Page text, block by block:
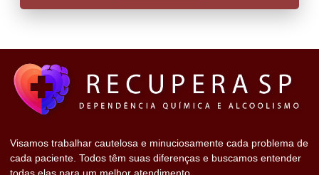
Visamos trabalhar cautelosa e minuciosamente cada problema de
cada paciente. Todos têm suas diferenças e buscamos entender
todas elas para um melhor atendimento.